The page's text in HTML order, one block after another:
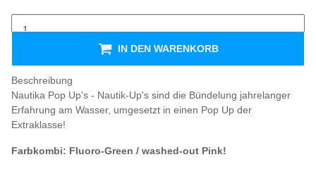
IN DEN WARENKORB
Beschreibung
Nautika Pop Up's - Nautik-Up's sind die Bündelung jahrelanger
Erfahrung am Wasser, umgesetzt in einen Pop Up der
Extraklasse!
Farbkombi: Fluoro-Green / washed-out Pink!